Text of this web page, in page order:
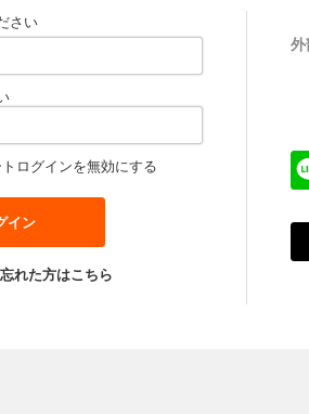
さい
ログインを無効にする
れた方はこちら